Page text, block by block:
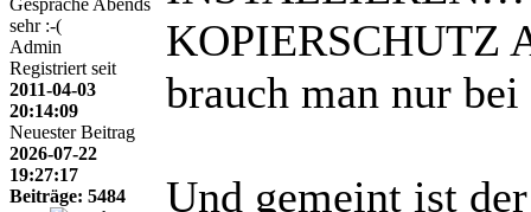
Gespräche Abends
sehr :-(
Admin
Registriert seit
2011-04-03
20:14:09
Neuester Beitrag
2026-07-22
19:27:17
Beiträge: 5484
KOPIERSCHUTZ
brauch man nur
Und gemeint ist